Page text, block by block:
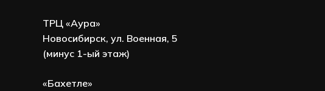
ТРЦ «Аура»
Новосибирск, ул. Военная, 5
(минус 1-ый этаж)
«Бахетле»